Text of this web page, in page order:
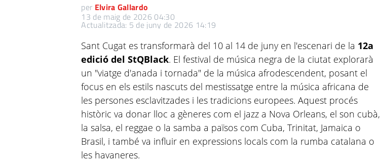
per Elvira Gallardo
13 de maig de 2026 04:30
Actualitzada: 5 de juny de 2026 14:19
Sant Cugat es transformarà del 10 al 14 de juny en l'escenari de la 12a
edició del StQBlack. El festival de música negra de la ciutat explorarà
un "viatge d'anada i tornada" de la música afrodescendent, posant el
focus en els estils nascuts del mestissatge entre la música africana de
les persones esclavitzades i les tradicions europees. Aquest procés
històric va donar lloc a gèneres com el jazz a Nova Orleans, el son cubà,
la salsa, el reggae o la samba a països com Cuba, Trinitat, Jamaica o
Brasil, i també va influir en expressions locals com la rumba catalana o
les havaneres.